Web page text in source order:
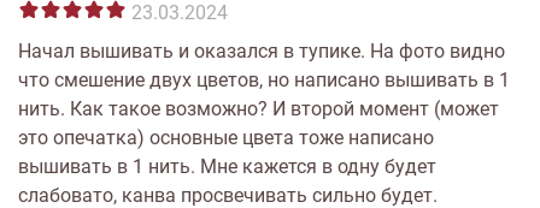
23.03.2024
Начал вышивать и оказался в тупике. На фото видно
что смешение двух цветов, но написано вышивать в 1
нить. Как такое возможно? И второй момент (может
это опечатка) основные цвета тоже написано
вышивать в 1 нить. Мне кажется в одну будет
слабовато, канва просвечивать сильно будет.